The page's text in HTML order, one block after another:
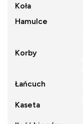
Koła
Hamulce
Korby
Łańcuch
Kaseta